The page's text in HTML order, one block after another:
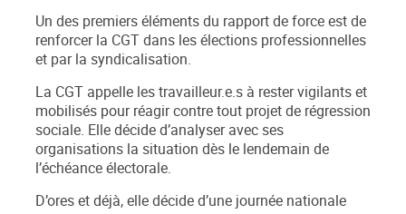
Un des premiers éléments du rapport de force est de
renforcer la CGT dans les élections professionnelles
et par la syndicalisation.
La CGT appelle les travailleur.e.s à rester vigilants et
mobilisés pour réagir contre tout projet de régression
sociale. Elle décide d’analyser avec ses
organisations la situation dès le lendemain de
l’échéance électorale.
D’ores et déjà, elle décide d’une journée nationale